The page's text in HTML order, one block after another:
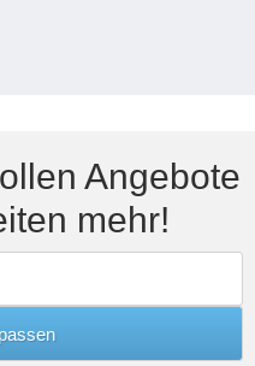
Angebote
mehr!